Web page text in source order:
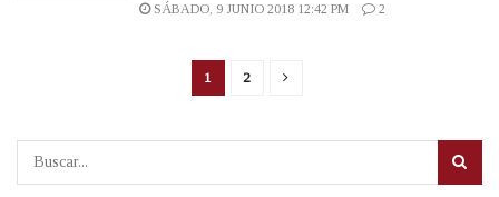
SÁBADO, 9 JUNIO 2018 12:42 PM
2
1 2